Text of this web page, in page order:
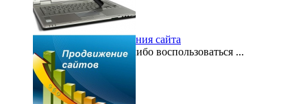
Бесплатное продвижения сайта
Можете ли вы когда-либо воспользоваться ...
2016-06-09